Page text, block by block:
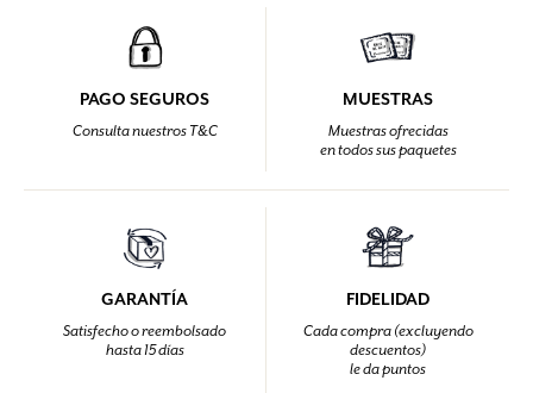
PAGO SEGUROS
Consulta nuestros T&C
MUESTRAS
Muestras ofrecidas
en todos sus paquetes
GARANTÍA
Satisfecho o reembolsado
hasta 15 días
FIDELIDAD
Cada compra (excluyendo
descuentos)
le da puntos